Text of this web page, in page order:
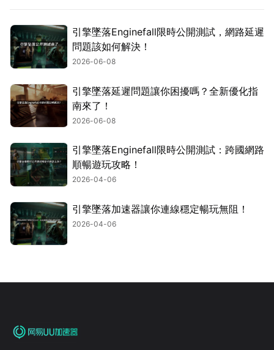
引擎墜落Enginefall限時公開測試，網路延遲
問題該如何解決！
2026-06-08
引擎墜落延遲問題讓你困擾嗎？全新優化指
南來了！
2026-06-08
引擎墜落Enginefall限時公開測試：跨國網路
順暢遊玩攻略！
2026-04-06
引擎墜落加速器讓你連線穩定暢玩無阻！
2026-04-06